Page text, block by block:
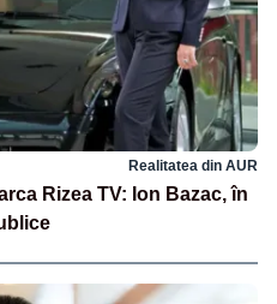
Realitatea din AUR
Rizea TV: Ion Bazac, în